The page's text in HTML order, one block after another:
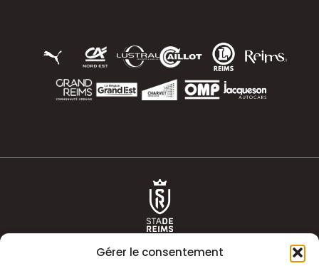
Gérer le consentement